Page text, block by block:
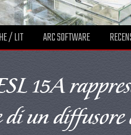
/ LIT ARC SOFTWARE
15A
un